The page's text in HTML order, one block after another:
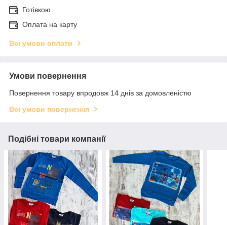
Готівкою
Оплата на карту
Всі умови оплати
Умови повернення
Повернення товару впродовж 14 днів за домовленістю
Всі умови повернення
Подібні товари компанії